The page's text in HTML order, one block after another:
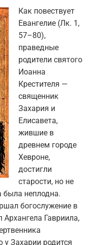
Как повествует
Евангелие (Лк. 1,
57–80),
праведные
родители святого
Иоанна
Крестителя —
священник
Захария и
Елисавета,
жившие в
древнем городе
Хевроне,
достигли
старости, но не
была неплодна.
богослужение в
Гавриила,
у Захарии родится